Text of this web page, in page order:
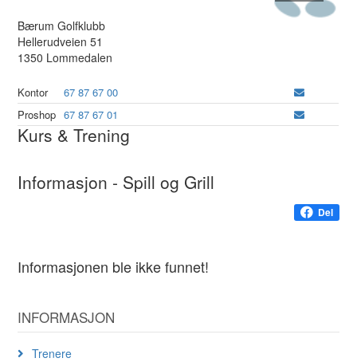
Bærum Golfklubb
Hellerudveien 51
1350 Lommedalen
Kontor
67 87 67 00
Proshop 67 87 67 01
Kurs & Trening
Informasjon - Spill og Grill
Del
Informasjonen ble ikke funnet!
INFORMASJON
Trenere